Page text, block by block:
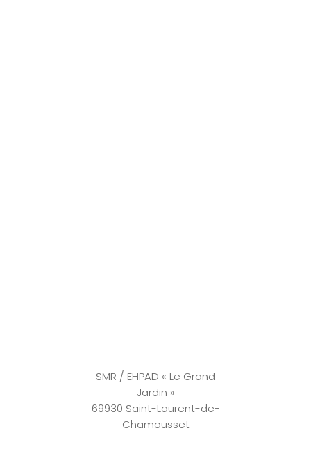
SMR / EHPAD « Le Grand
Jardin »
69930 Saint-Laurent-de-
Chamousset